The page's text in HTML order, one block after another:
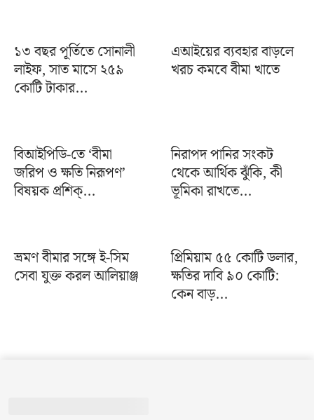
১৩ বছর পূর্তিতে সোনালী
লাইফ, সাত মাসে ২৫৯
কোটি টাকার...
এআইয়ের ব্যবহার বাড়লে
খরচ কমবে বীমা খাতে
বিআইপিডি-তে ‘বীমা
জরিপ ও ক্ষতি নিরূপণ’
বিষয়ক প্রশিক্...
নিরাপদ পানির সংকট
থেকে আর্থিক ঝুঁকি, কী
ভূমিকা রাখতে...
ভ্রমণ বীমার সঙ্গে ই-সিম
সেবা যুক্ত করল আলিয়াঞ্জ
প্রিমিয়াম ৫৫ কোটি ডলার,
ক্ষতির দাবি ৯০ কোটি:
কেন বাড়...